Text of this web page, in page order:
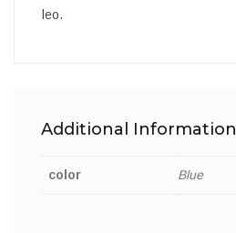
leo.
Additional Information
color Blue